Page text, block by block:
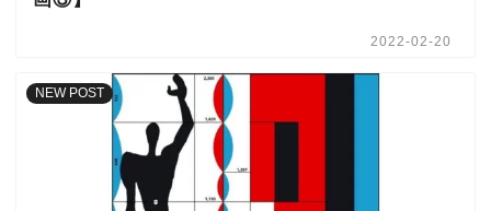
2022-02-20
NEW POST